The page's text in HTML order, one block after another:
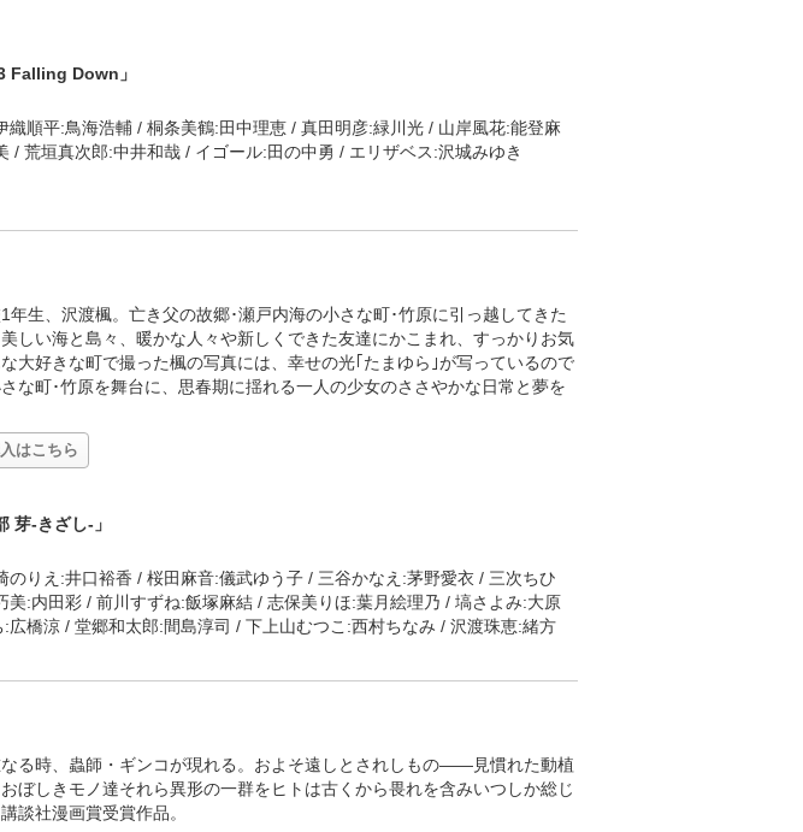
ジオプロ、日本アニメーション / 企画協力:ぴえろ
題歌:クレイジーケンバンド「パパの子守歌」
Falling Down」
順平:鳥海浩輔 / 桐条美鶴:田中理恵 / 真田明彦:緑川光 / 山岸風花:能登麻
/ 荒垣真次郎:中井和哉 / イゴール:田の中勇 / エリザベス:沢城みゆき
人公・結城 理をはじめとした特別課外活動部の戦いにも終わりが近づこ
べき大事なものに気付き、また、あるものは自分たちのこれまでの戦い
の転入生・望月綾時が現れる―。新たな朝を迎えた時、再び運命の歯車
戦いが始まる―。
ラクターデザイン:渡部圭祐 / 総作画監督:石川智美、大塚八愛、山田裕
イン:常木志伸 / 色彩設計:合田沙織 / 美術設定:青木薫 / コンポジットディ
津純平 / 編集:櫻井崇 / 音楽:目黒将司、小林哲也 / 音響監督:飯田里樹
」
年生、沢渡楓。亡き父の故郷･瀬戸内海の小さな町･竹原に引っ越してきた
しい海と島々、暖かな人々や新しくできた友達にかこまれ、すっかりお気
大好きな町で撮った楓の写真には、幸せの光｢たまゆら｣が写っているので
な町･竹原を舞台に、思春期に揺れる一人の少女のささやかな日常と夢を
はこちら
芽-きざし-」
りえ:井口裕香 / 桜田麻音:儀武ゆう子 / 三谷かなえ:茅野愛衣 / 三次ちひ
:内田彩 / 前川すずね:飯塚麻結 / 志保美りほ:葉月絵理乃 / 塙さよみ:大原
橋涼 / 堂郷和太郎:間島淳司 / 下上山むつこ:西村ちなみ / 沢渡珠恵:緒方
治
、のりえ、麻音。かなえ先輩が卒業した写真部には、後輩2人も入部。
らないにぎやかな毎日を過ごしています。そんな中でも4人は、約1年後
や進路について少しずつ想いを膨らませていました。そして、これまで
いた楓には、ある気持ちが芽生えてきて…。
る時、蟲師・ギンコが現れる。およそ遠しとされしもの――見慣れた動植
ぼしきモノ達それら異形の一群をヒトは古くから畏れを含みいつしか総じ
談社漫画賞受賞作品。